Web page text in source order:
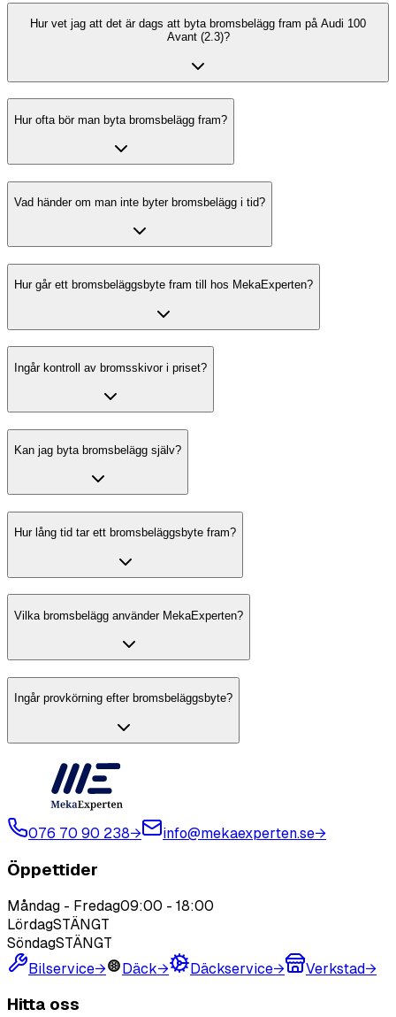
Hur vet jag att det är dags att byta bromsbelägg fram på Audi 100
Avant (2.3)?
Hur ofta bör man byta bromsbelägg fram?
Vad händer om man inte byter bromsbelägg i tid?
Hur går ett bromsbeläggsbyte fram till hos MekaExperten?
Ingår kontroll av bromsskivor i priset?
Kan jag byta bromsbelägg själv?
Hur lång tid tar ett bromsbeläggsbyte fram?
Vilka bromsbelägg använder MekaExperten?
Ingår provkörning efter bromsbeläggsbyte?
076 70 90 238→ info@mekaexperten.se→
Öppettider
Måndag - Fredag09:00 - 18:00
LördagSTÄNGT
SöndagSTÄNGT
Bilservice→ Däck→ Däckservice→ Verkstad→
Hitta oss